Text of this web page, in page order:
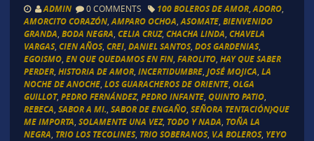
ADMIN 0 COMMENTS 100 BOLEROS DE AMOR, ADORO,
AMORCITO CORAZÓN, AMPARO OCHOA ASOMATE, BIENVENIDO
GRANDA BODA NEGRA CELIA CRUZ, CHACHA LINDA CHAVELA
VARGAS, CIEN AÑOS, CREI, DANIEL SANTOS, DOS GARDENIAS,
EGOISMO, EN QUE QUEDAMOS EN FIN, FAROLITO, HAY QUE SABER
PERDER, HISTORIA DE AMOR, INCERTIDUMBRE, JOSÉ MOJICA LA
NOCHE DE ANOCHE, LOS GUARACHEROS DE ORIENTE, OLGA
GUILLOT, PEDRO FERNÁNDEZ, PEDRO INFANTE, QUINTO PATIO,
REBECA SABOR A MI. SABOR DE ENGAÑO, SEÑORA TENTACIÓN}QUE
ME IMPORTA SOLAMENTE UNA VEZ, TODO Y NADA TOÑA LA
NEGRA TRIO LOS TECOLINES, TRIO SOBERANOS, V.A BOLEROS, YEYO